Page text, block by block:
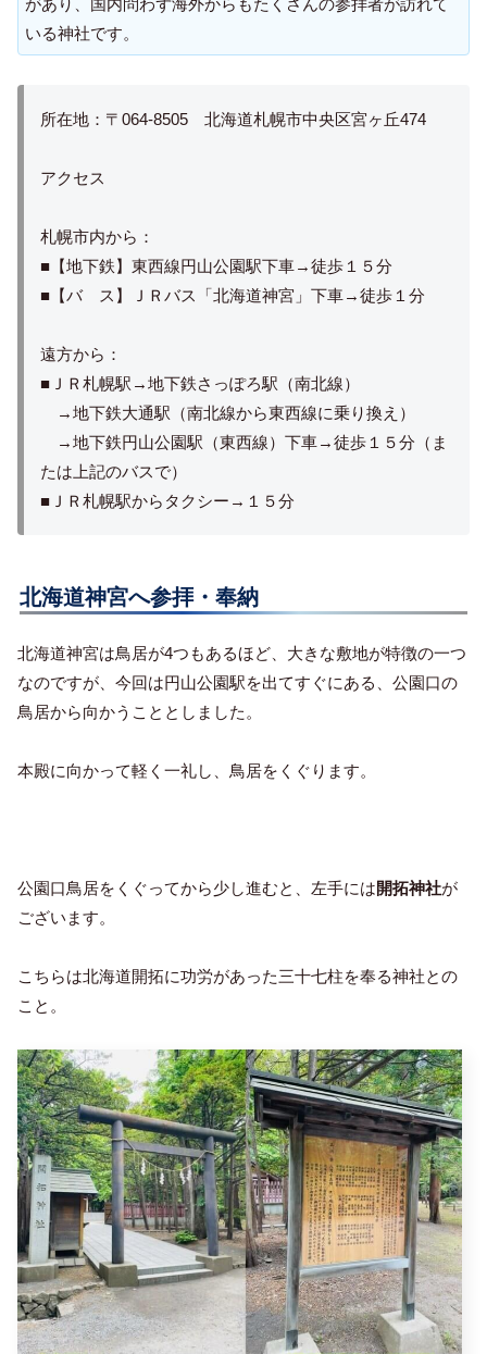
いる神社です。
所在地：〒064-8505 北海道札幌市中央区宮ヶ丘474
アクセス
札幌市内から：
■【地下鉄】東西線円山公園駅下車→徒歩１５分
■【バ ス】ＪＲバス「北海道神宮」下車→徒歩１分
遠方から：
■ＪＲ札幌駅→地下鉄さっぽろ駅（南北線）
→地下鉄大通駅（南北線から東西線に乗り換え）
→地下鉄円山公園駅（東西線）下車→徒歩１５分（ま
たは上記のバスで）
■ＪＲ札幌駅からタクシー→１５分
北海道神宮へ参拝・奉納
北海道神宮は鳥居が4つもあるほど、大きな敷地が特徴の一つ
なのですが、今回は円山公園駅を出てすぐにある、公園口の
鳥居から向かうこととしました。
本殿に向かって軽く一礼し、鳥居をくぐります。
公園口鳥居をくぐってから少し進むと、左手には開拓神社が
ございます。
こちらは北海道開拓に功労があった三十七柱を奉る神社との
こと。